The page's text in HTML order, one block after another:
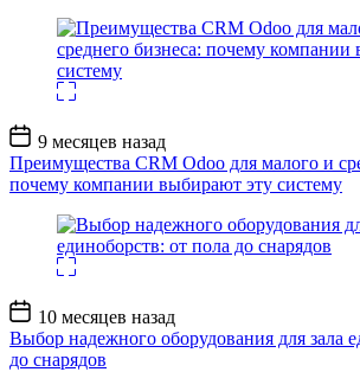
Дата
записи
9 месяцев назад
Преимущества CRM Odoo для малого и
почему компании выбирают эту систему
Дата
записи
10 месяцев назад
Выбор надежного оборудования для зала
до снарядов